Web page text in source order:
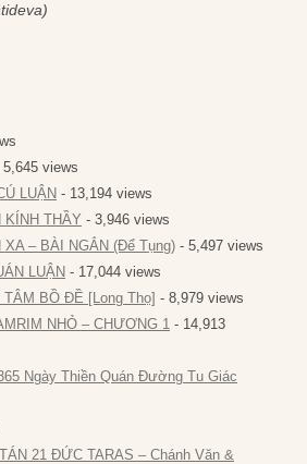
5,645 views
LUẬN - 13,194 views
KÍNH THẦY - 3,946 views
– BÀI NGẮN (Để Tụng) - 5,497 views
LUẬN - 17,044 views
TÂM BỒ ĐỀ [Long Thọ] - 8,979 views
NHỎ – CHƯƠNG 1 - 14,913
Ngày Thiền Quán Đường Tu Giác
21 ĐỨC TARAS – Chánh Văn &